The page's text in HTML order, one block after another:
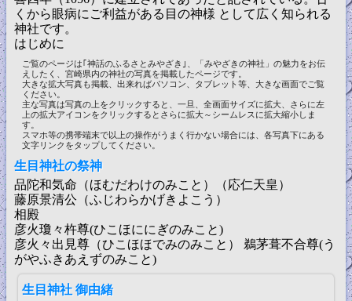
くから眼病にご利益がある目の神様 として広く知られる
神社です。
はじめに
ご覧のページは｢神話のふるさとみやざき｣、「みやざきの神社」の魅力をお伝
えしたく、宮崎県内の神社の写真を掲載したページです。
大きな拡大写真も掲載、出来ればパソコン、タブレット等、大きな画面でご覧
ください。
主な写真は写真の上をクリックすると、一旦、全画面サイズに拡大、さらに左
上の拡大アイコンをクリックするとさらに拡大～シームレスに拡大縮小しま
す。
スマホ等の携帯端末で以上の操作がうまく行かない場合には、各写真下にある
文字リンクをタップしてください。
生目神社の祭神
品陀和気命（ほむだわけのみこと）（応仁天皇）
藤原景清公（ふじわらかげきよこう）
相殿
彦火瓊々杵尊(ひこほににぎのみこと)
彦火々出見尊（ひこほほでみのみこと） 鵜茅葺不合尊(う
がやふきあえずのみこと)
生目神社 御由緒